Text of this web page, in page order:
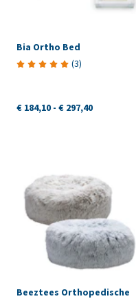
Bia Ortho Bed
(3)
€ 184,10 - € 297,40
Beeztees Orthopedische